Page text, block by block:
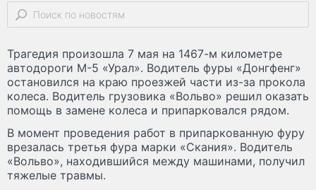
Трагедия произошла 7 мая на 1467-м километре
автодороги М-5 «Урал». Водитель фуры «Донгфенг»
остановился на краю проезжей части из-за прокола
колеса. Водитель грузовика «Вольво» решил оказать
помощь в замене колеса и припарковался рядом.
В момент проведения работ в припаркованную фуру
врезалась третья фура марки «Скания». Водитель
«Вольво», находившийся между машинами, получил
тяжелые травмы.